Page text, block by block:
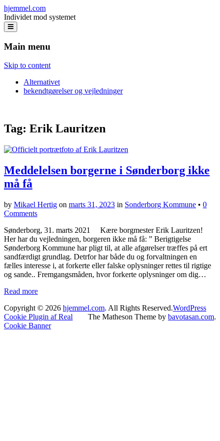
hjemmel.com
Individet mod systemet
Main menu
Skip to content
Alternativet
bekendtgørelser og vejledninger
Tag: Erik Lauritzen
Meddelelsen borgerne i Sønderborg ikke
må få
by Mikael Hertig on marts 31, 2023 in Sonderborg Kommune • 0
Comments
Sønderborg, 31. marts 2021 Kære borgmester Erik Lauritzen!
Her har du vejledningen, borgeren ikke må få: ” Berigtigelse
Sønderborg Kommune har pligt til, at alle afgørelser træffes på ert
sandfærdigt grundlag. Detrfor har både du og forvaltningen en
fælles interesse i, at forkerte eller falske oplysninger rettes til rigtige
og sande.. Fremgangsmåden, hvor forkerte oplysninger om dig…
Read more
Copyright © 2026 hjemmel.com. All Rights Reserved.
The Matheson Theme by bavotasan.com.
WordPress
Cookie Plugin af Real
Cookie Banner